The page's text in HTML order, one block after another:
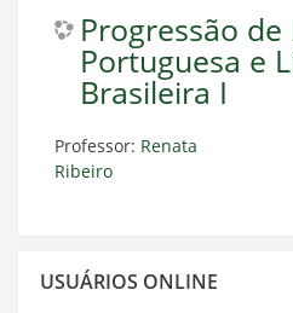
Progressão de
Portuguesa e
Brasileira I
Professor: Renata
Ribeiro
Usuários
USUÁRIOS ONLINE